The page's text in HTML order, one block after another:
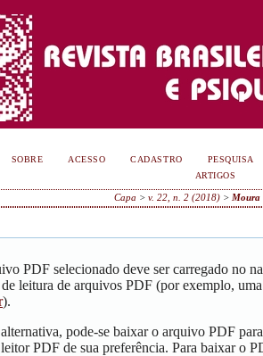
SOBRE ACESSO CADASTRO
PESQUISA
ARTIGOS
Capa >v. 22, n. 2 (2018) > Moura
PDF selecionado deve ser carregado no
leitura de arquivos PDF (por exemplo,
).
pode-se baixar o arquivo PDF
PDF de sua preferência. Para baixar o